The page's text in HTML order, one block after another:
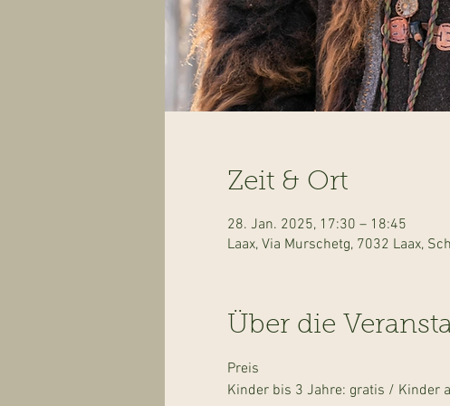
Zeit & Ort
28. Jan. 2025, 17:30 – 18:45
Laax, Via Murschetg, 7032 Laax,
Über die
Preis
Kinder bis 3 Jahre: gratis / Kinder